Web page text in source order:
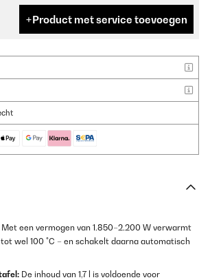
Product met service toevoegen
Met een vermogen van 1.850–2.200 W verwarmt
wel 100 °C – en schakelt daarna automatisch
De inhoud van 1,7 l is voldoende voor